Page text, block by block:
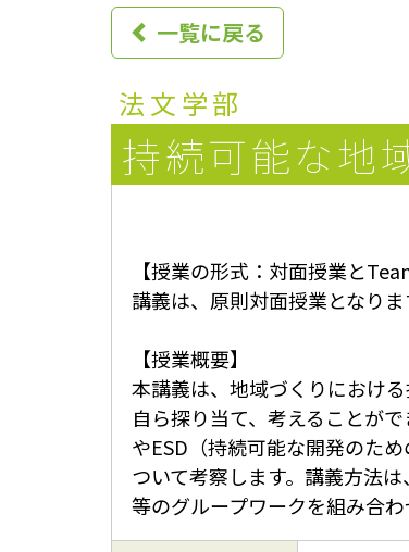
一覧に戻る
法文学部
持続可能な地
【授業の形式：対面授業と
講義は、原則対面授業となり
【授業概要】
本講義は、地域づくりにおけ
自ら探り当て、考えることが
やESD（持続可能な開発のた
ついて考察します。講義方法
等のグループワークを組み合